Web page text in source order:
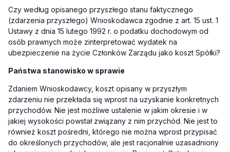
Czy według opisanego przyszłego stanu faktycznego
(zdarzenia przyszłego) Wnioskodawca zgodnie z art. 15 ust. 1
Ustawy z dnia 15 lutego 1992 r. o podatku dochodowym od
osób prawnych może zinterpretować wydatek na
ubezpieczenie na życie Członków Zarządu jako koszt Spółki?
Państwa stanowisko w sprawie
Zdaniem Wnioskodawcy, koszt opisany w przyszłym
zdarzeniu nie przekłada się wprost na uzyskanie konkretnych
przychodów. Nie jest możliwe ustalenie w jakim okresie i w
jakiej wysokości powstał związany z nim przychód. Nie jest to
również koszt pośredni, którego nie można wprost przypisać
do określonych przychodów, ale jest racjonalnie uzasadniony